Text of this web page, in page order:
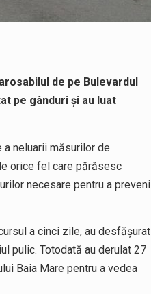
de pe Bulevardul
pe gânduri și au luat
neluarii măsurilor de
orice fel care părăsesc
necesare pentru a preveni
a cinci zile, au desfăşurat
pulic. Totodată au derulat 27
Baia Mare pentru a vedea